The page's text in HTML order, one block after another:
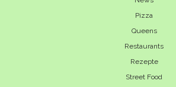
Pizza
Queens
Restaurants
Rezepte
Street Food